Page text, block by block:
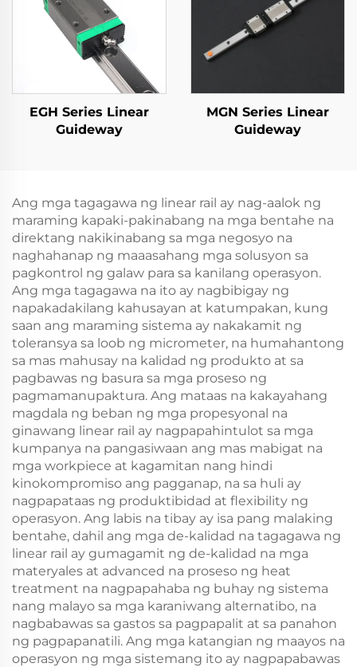
EGH Series Linear
Guideway
MGN Series Linear
Guideway
Ang mga tagagawa ng linear rail ay nag-aalok ng
maraming kapaki-pakinabang na mga bentahe na
direktang nakikinabang sa mga negosyo na
naghahanap ng maaasahang mga solusyon sa
pagkontrol ng galaw para sa kanilang operasyon.
Ang mga tagagawa na ito ay nagbibigay ng
napakadakilang kahusayan at katumpakan, kung
saan ang maraming sistema ay nakakamit ng
toleransya sa loob ng micrometer, na humahantong
sa mas mahusay na kalidad ng produkto at sa
pagbawas ng basura sa mga proseso ng
pagmamanupaktura. Ang mataas na kakayahang
magdala ng beban ng mga propesyonal na
ginawang linear rail ay nagpapahintulot sa mga
kumpanya na pangasiwaan ang mas mabigat na
mga workpiece at kagamitan nang hindi
kinokompromiso ang pagganap, na sa huli ay
nagpapataas ng produktibidad at flexibility ng
operasyon. Ang labis na tibay ay isa pang malaking
bentahe, dahil ang mga de-kalidad na tagagawa ng
linear rail ay gumagamit ng de-kalidad na mga
materyales at advanced na proseso ng heat
treatment na nagpapahaba ng buhay ng sistema
nang malayo sa mga karaniwang alternatibo, na
nagbabawas sa gastos sa pagpapalit at sa panahon
ng pagpapanatili. Ang mga katangian ng maayos na
operasyon ng mga sistemang ito ay nagpapabawas